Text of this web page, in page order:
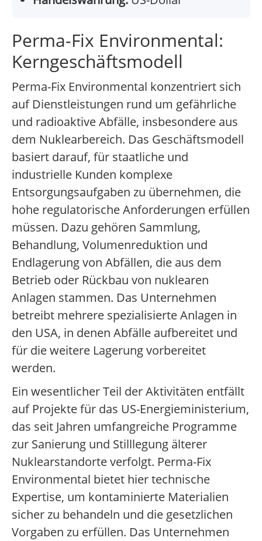
Perma-Fix Environmental:
Kerngeschäftsmodell
Perma-Fix Environmental konzentriert sich
auf Dienstleistungen rund um gefährliche
und radioaktive Abfälle, insbesondere aus
dem Nuklearbereich. Das Geschäftsmodell
basiert darauf, für staatliche und
industrielle Kunden komplexe
Entsorgungsaufgaben zu übernehmen, die
hohe regulatorische Anforderungen erfüllen
müssen. Dazu gehören Sammlung,
Behandlung, Volumenreduktion und
Endlagerung von Abfällen, die aus dem
Betrieb oder Rückbau von nuklearen
Anlagen stammen. Das Unternehmen
betreibt mehrere spezialisierte Anlagen in
den USA, in denen Abfälle aufbereitet und
für die weitere Lagerung vorbereitet
werden.
Ein wesentlicher Teil der Aktivitäten entfällt
auf Projekte für das US-Energieministerium,
das seit Jahren umfangreiche Programme
zur Sanierung und Stilllegung älterer
Nuklearstandorte verfolgt. Perma-Fix
Environmental bietet hier technische
Expertise, um kontaminierte Materialien
sicher zu behandeln und die gesetzlichen
Vorgaben zu erfüllen. Das Unternehmen